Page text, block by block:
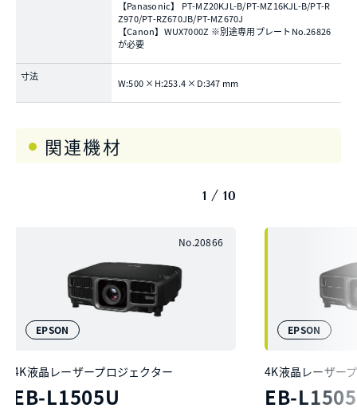
【Panasonic】 PT-MZ20KJL-B/PT-MZ16KJL-B/PT-R
Z970/PT-RZ670JB/PT-MZ670J
【Canon】WUX7000Z ※別途専用プレートNo.26826
が必要
寸法
W:500 ×H:253.4 ×D:347 mm
関連機材
No.20866
EPSON
4K液晶レーザープロジェクター
EB-L1505U
EPSON
4K液晶レーザー
EB-
1 10